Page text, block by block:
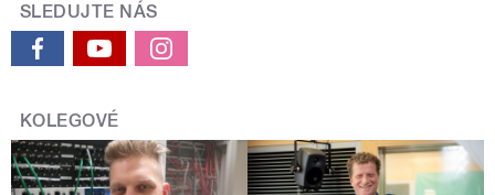
SLEDUJTE NÁS
KOLEGOVÉ